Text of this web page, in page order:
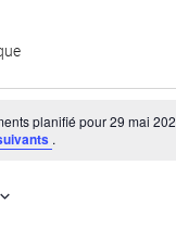
planifié pour 29 mai
.